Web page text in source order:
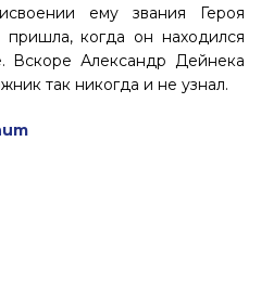
ему звания Героя
пришла, когда он находился
Вскоре Александр Дейнека
так никогда и не узнал.